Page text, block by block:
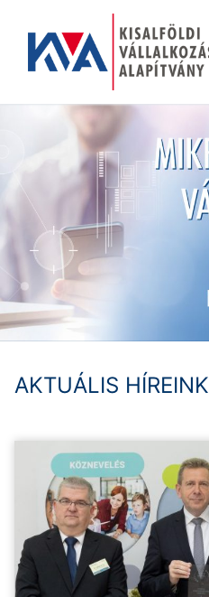
tartalomra
AKTUÁLIS HÍREINK